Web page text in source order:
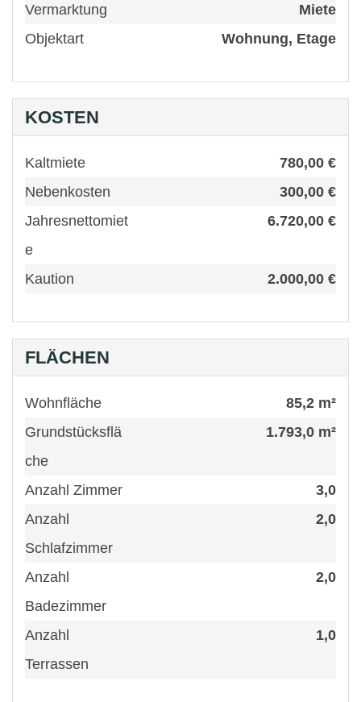
Vermarktung
Miete
Objektart
Wohnung, Etage
KOSTEN
Kaltmiete
780,00 €
Nebenkosten
300,00 €
Jahresnettomiet
e
6.720,00 €
Kaution 2.000,00 €
FLÄCHEN
Wohnfläche
85,2 m²
Grundstücksflä
che
1.793,0 m²
Anzahl Zimmer
3,0
Anzahl
Schlafzimmer
2,0
Anzahl
Badezimmer
2,0
Anzahl
Terrassen
1,0